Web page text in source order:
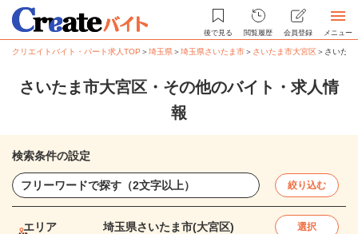
後で見る 閲覧履歴 会員登録 メニュー
クリエイトバイト・パート求人TOP ＞埼玉県＞埼玉県さいたま市＞ さいたま市大宮区＞ さいた
さいたま市大宮区・その他のバイト・求人情
報
検索条件の設定
絞り込む
エリア 埼玉県さいたま市(大宮区) 選択